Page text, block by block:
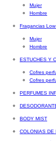
Mujer
Hombre
Fragancias
Mujer
Hombre
ESTUCHES Y
Cofres
Cofres
PERFUMES
BODY MIST
COLONIAS DE